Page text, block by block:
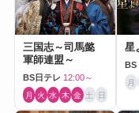
三国志～司馬懿
軍師連盟～
BS日テレ 12:00～
月 火 水 木 金 土 日
星
BS
月